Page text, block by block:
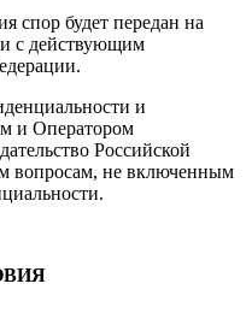
спор будет передан на
с действующим
и
и Оператором
Российской
вопросам, не включенным